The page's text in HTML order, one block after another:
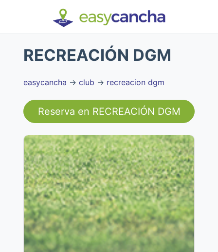
RECREACIÓN DGM
easycancha → club → recreacion dgm
Reserva en RECREACIÓN DGM